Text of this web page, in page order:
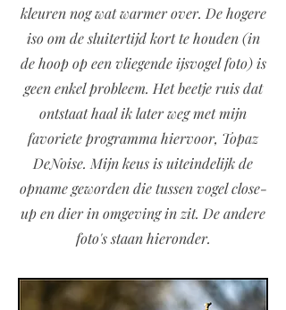
kleuren nog wat warmer over. De hogere
iso om de sluitertijd kort te houden (in
de hoop op een vliegende ijsvogel foto) is
geen enkel probleem. Het beetje ruis dat
ontstaat haal ik later weg met mijn
favoriete programma hiervoor, Topaz
DeNoise. Mijn keus is uiteindelijk de
opname geworden die tussen vogel close-
up en dier in omgeving in zit. De andere
foto's staan hieronder.